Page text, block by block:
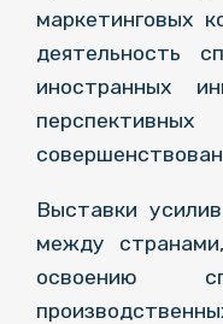
маркетинговых
деятельность
иностранных
Выставки
между
освоению